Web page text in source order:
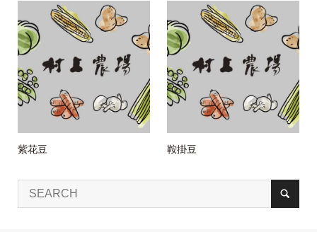
紫花豆 鞍掛豆